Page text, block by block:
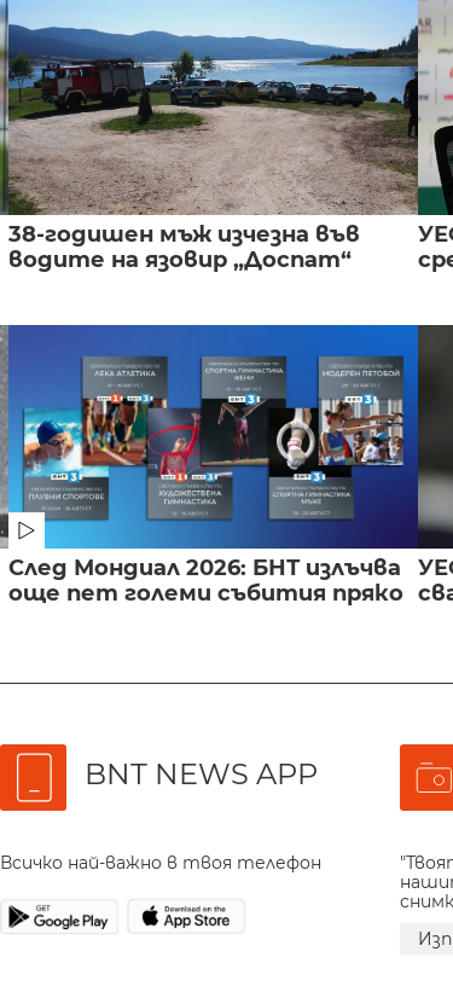
38-годишен мъж изчезна във
водите на язовир „Доспат“
След Мондиал 2026: БНТ излъчва
още пет големи събития пряко
BNT NEWS APP
Всичко най-важно в твоя телефон